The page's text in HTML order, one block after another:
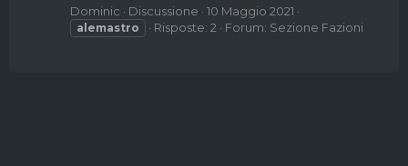
Dominic
Discussione 10 Maggio 2021
alemastro Risposte: 2 Forum: Sezione Fazioni